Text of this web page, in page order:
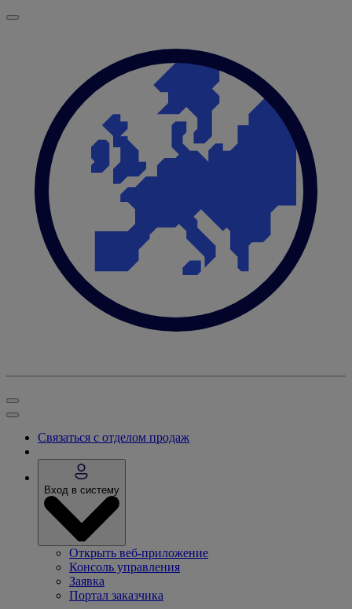
Связаться с отделом продаж
Вход в систему
Открыть веб-приложение
Консоль управления
Заявка
Портал заказчика